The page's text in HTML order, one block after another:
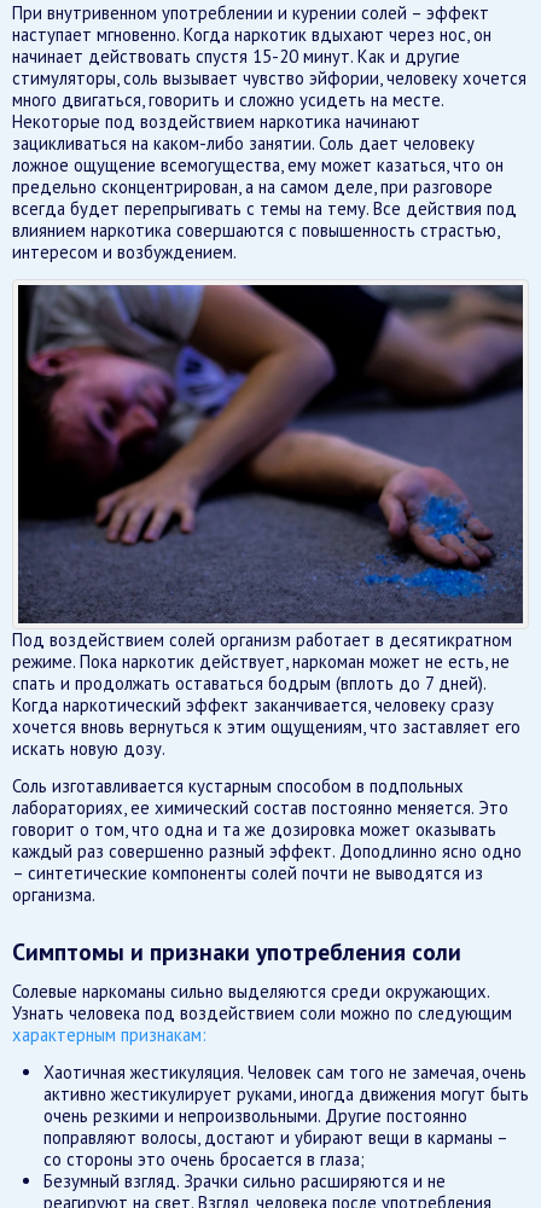
При внутривенном употреблении и курении солей – эффект
наступает мгновенно. Когда наркотик вдыхают через нос, он
начинает действовать спустя 15-20 минут. Как и другие
стимуляторы, соль вызывает чувство эйфории, человеку хочется
много двигаться, говорить и сложно усидеть на месте.
Некоторые под воздействием наркотика начинают
зацикливаться на каком-либо занятии. Соль дает человеку
ложное ощущение всемогущества, ему может казаться, что он
предельно сконцентрирован, а на самом деле, при разговоре
всегда будет перепрыгивать с темы на тему. Все действия под
влиянием наркотика совершаются с повышенность страстью,
интересом и возбуждением.
Под воздействием солей организм работает в десятикратном
режиме. Пока наркотик действует, наркоман может не есть, не
спать и продолжать оставаться бодрым (вплоть до 7 дней).
Когда наркотический эффект заканчивается, человеку сразу
хочется вновь вернуться к этим ощущениям, что заставляет его
искать новую дозу.
Соль изготавливается кустарным способом в подпольных
лабораториях, ее химический состав постоянно меняется. Это
говорит о том, что одна и та же дозировка может оказывать
каждый раз совершенно разный эффект. Доподлинно ясно одно
– синтетические компоненты солей почти не выводятся из
организма.
Симптомы и признаки употребления соли
Солевые наркоманы сильно выделяются среди окружающих.
Узнать человека под воздействием соли можно по следующим
характерным признакам:
Хаотичная жестикуляция. Человек сам того не замечая, очень
активно жестикулирует руками, иногда движения могут быть
очень резкими и непроизвольными. Другие постоянно
поправляют волосы, достают и убирают вещи в карманы –
со стороны это очень бросается в глаза;
Безумный взгляд. Зрачки сильно расширяются и не
реагируют на свет. Взгляд человека после употребления